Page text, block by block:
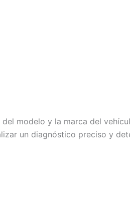
modelo y la marca del
un diagnóstico preciso y